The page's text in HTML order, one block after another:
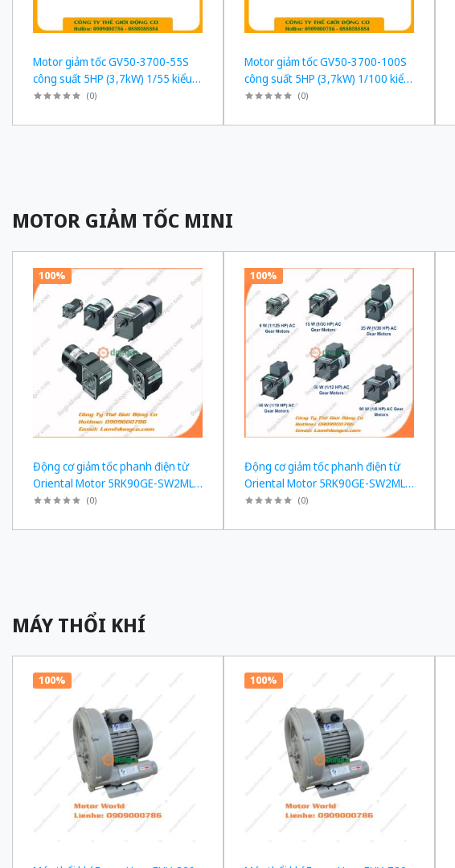
Motor giảm tốc GV50-3700-55S
công suất 5HP (3,7kW) 1/55 kiểu
lắp Mặt bích
(0)
Motor giảm tốc GV50-3700-100S
công suất 5HP (3,7kW) 1/100 kiểu
lắp Mặt bích
(0)
MOTOR GIẢM TỐC MINI
100%
Động cơ giảm tốc phanh điện từ
Oriental Motor 5RK90GE-SW2ML +
5GE180KF công suất 60W tỉ số
(0)
100%
Động cơ giảm tốc phanh điện từ
Oriental Motor 5RK90GE-SW2ML +
5GE150KF công suất 60W tỉ số
(0)
MÁY THỔI KHÍ
100% 100%